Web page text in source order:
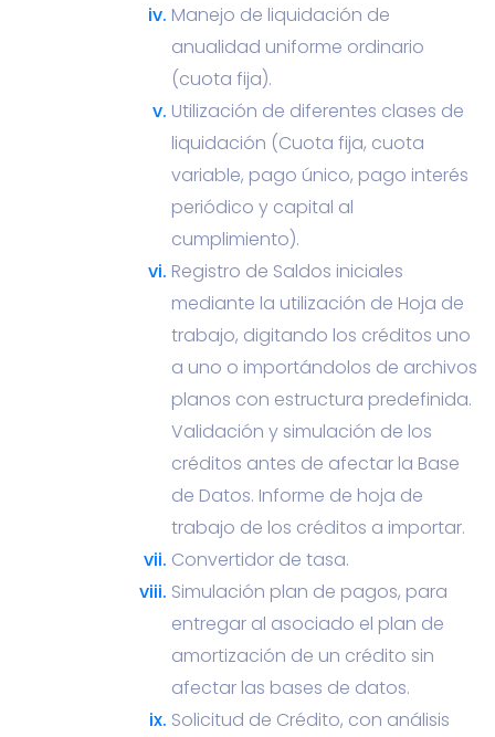
Manejo de liquidación de
anualidad uniforme ordinario
(cuota fija).
Utilización de diferentes clases de
liquidación (Cuota fija, cuota
variable, pago único, pago interés
periódico y capital al
cumplimiento).
Registro de Saldos iniciales
mediante la utilización de Hoja de
trabajo, digitando los créditos uno
a uno o importándolos de archivos
planos con estructura predefinida.
Validación y simulación de los
créditos antes de afectar la Base
de Datos. Informe de hoja de
trabajo de los créditos a importar.
Convertidor de tasa.
Simulación plan de pagos, para
entregar al asociado el plan de
amortización de un crédito sin
afectar las bases de datos.
Solicitud de Crédito, con análisis